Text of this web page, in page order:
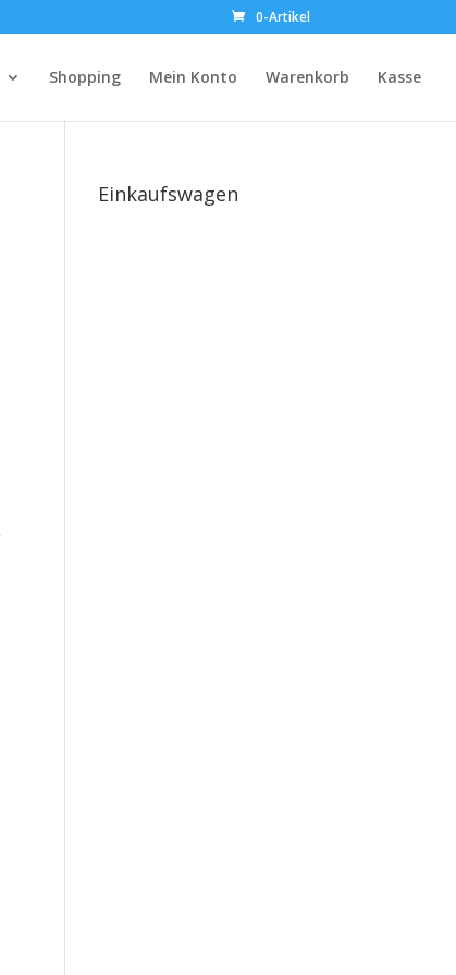
0-Artikel
Shopping Mein Konto Warenkorb Kasse
Einkaufswagen